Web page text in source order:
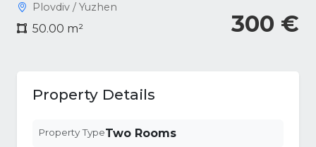
300 €
Plovdiv / Yuzhen
50.00 m²
Property Details
Property TypeTwo Rooms